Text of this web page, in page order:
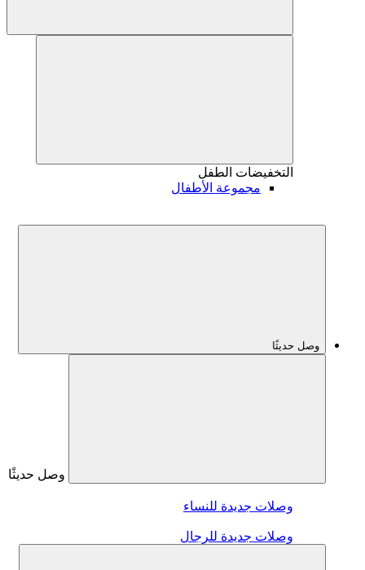
التخفيضات الطفل
مجموعة الأطفال
وصل حديثًا
وصل حديثًا
وصلات جديدة للنساء
وصلات جديدة للرجال